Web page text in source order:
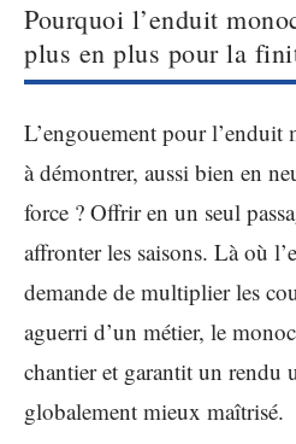
Pourquoi l’enduit
plus en plus pour la
L’engouement pour l’enduit
à démontrer, aussi bien en
force ? Offrir en un seul
affronter les saisons. Là où
demande de multiplier les
aguerri d’un métier, le
chantier et garantit un
globalement mieux maîtrisé.